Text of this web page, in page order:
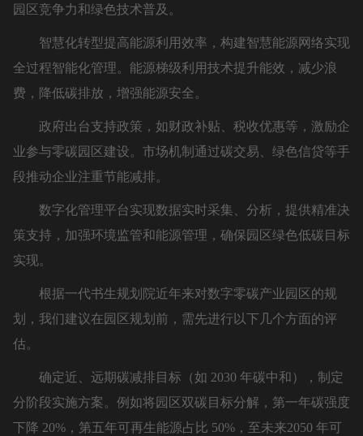
园区竞争力和绿色技术普及。
智慧化转型提高能源利用效率，构建智慧能源网络实现
全过程智能化管理。能源梯级利用技术提升能效，减少浪
费，降低碳排放，增强能源安全。
政府出台支持政策，如财政补贴、税收优惠等，激励企
业参与零碳园区建设。市场机制通过碳交易、绿色信贷等手
段推动企业注重节能减排。
数字化管理平台实现数据实时采集、分析，提供精准决
策支持，加强环境监管和能源管理，确保园区绿色低碳目标
实现。
根据一代书生规划院近年来对数字零碳产业园区的规
划，我们建议在园区规划前，需先进行以下几个方面的评
估。
确定近、远期碳减排目标（如 2030 年碳中和），制定
分阶段实施方案。例如将园区双碳目标分解，第一年碳强度
下降 20%，第五年可再生能源占比 50%，至未来2050 年可